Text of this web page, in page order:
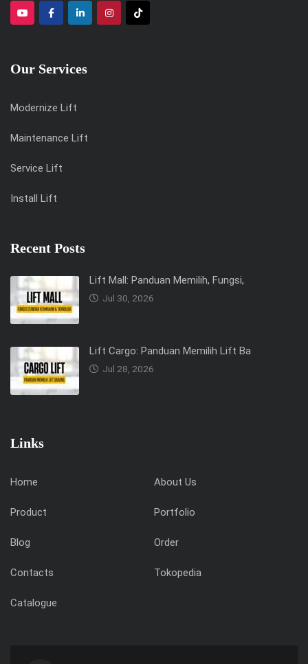
Our Services
Modernize Lift
Maintenance Lift
Service Lift
Install Lift
Recent Posts
Lift Mall: Panduan Memilih, Fungsi,
Jul 30, 2026
Lift Cargo: Panduan Memilih Lift Ba
Jul 28, 2026
Links
Home About Us
Product Portfolio
Blog Order
Contacts Tokopedia
Catalogue